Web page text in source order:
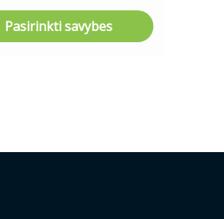
Pasirinkti savybes